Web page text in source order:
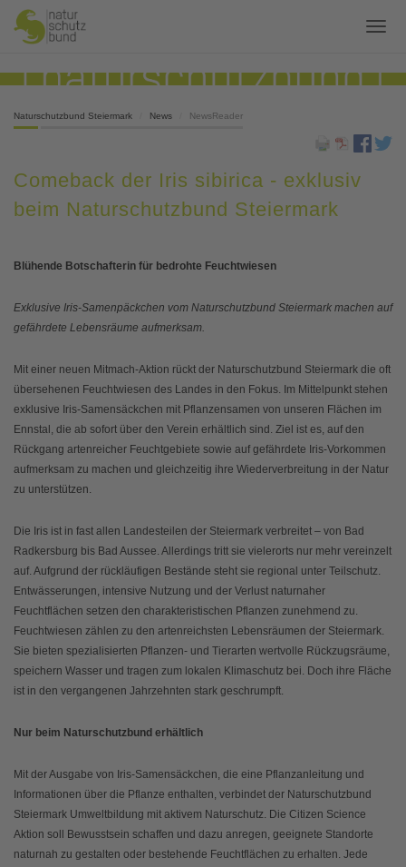
Naturschutzbund Steiermark News NewsReader
Comeback der Iris sibirica - exklusiv
beim Naturschutzbund Steiermark
Blühende Botschafterin für bedrohte Feuchtwiesen
Exklusive Iris-Samenpäckchen vom Naturschutzbund Steiermark machen auf
gefährdete Lebensräume aufmerksam.
Mit einer neuen Mitmach-Aktion rückt der Naturschutzbund Steiermark die oft
übersehenen Feuchtwiesen des Landes in den Fokus. Im Mittelpunkt stehen
exklusive Iris-Samensäckchen mit Pflanzensamen von unseren Flächen im
Ennstal, die ab sofort über den Verein erhältlich sind. Ziel ist es, auf den
Rückgang artenreicher Feuchtgebiete sowie auf gefährdete Iris-Vorkommen
aufmerksam zu machen und gleichzeitig ihre Wiederverbreitung in der Natur
zu unterstützen.
Die Iris ist in fast allen Landesteilen der Steiermark verbreitet – von Bad
Radkersburg bis Bad Aussee. Allerdings tritt sie vielerorts nur mehr vereinzelt
auf. Aufgrund der rückläufigen Bestände steht sie regional unter Teil­schutz.
Entwässerungen, intensive Nutzung und der Verlust naturnaher
Feuchtflächen setzen den charakteristischen Pflanzen zunehmend zu.
Feuchtwiesen zählen zu den artenreichsten Lebensräumen der Steiermark.
Sie bieten spezialisierten Pflanzen- und Tierarten wertvolle Rückzugsräume,
speichern Wasser und tragen zum lokalen Klimaschutz bei. Doch ihre Fläche
ist in den vergangenen Jahrzehnten stark geschrumpft.
Nur beim Naturschutzbund erhältlich
Mit der Ausgabe von Iris-Samensäckchen, die eine Pflanzanleitung und
Informationen über die Pflanze enthalten, verbindet der Naturschutzbund
Steiermark Umweltbildung mit aktivem Naturschutz. Die Citizen Science
Aktion soll Bewusstsein schaffen und dazu anregen, geeignete Standorte
naturnah zu gestalten oder bestehende Feuchtflächen zu erhalten. Jede